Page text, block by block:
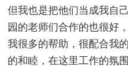
但我也是把他们当成我自
园的老师们合作的也很好
我很多的帮助，很配合我
的和睦，在这里工作的氛